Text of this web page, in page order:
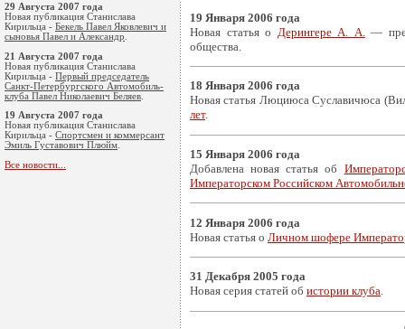
29 Августа 2007 года
Новая публикация Станислава
Кирильца - Бекель Павел Яковлевич и
сыновья Павел и Александр
21 Августа 2007 года
Новая публикация Станислава
Кирильца - Первый председатель
Санкт-Петербургского Автомобиль-
клуба Павел Николаевич Беляев
19 Августа 2007 года
Новая публикация Станислава
Кирильца - Cпортсмен и коммерсант
Эмиль Густавoвич Плюйм.
Все новости...
19 Января 2006 года
Новая статья о Дерингере А. А.
—
общества.
18 Января 2006 года
Новая статья Люциюса Суславичюса
лет.
15 Января 2006 года
Добавлена новая статья об
Императорском Российском
12 Января 2006 года
Новая статья о Личном шофере
31 Декабря 2005 года
Новая серия статей об истории клуба.